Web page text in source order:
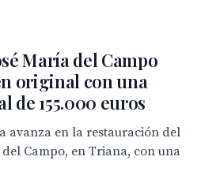
María del Campo
original con una
de 155.000 euros
avanza en la restauración del
Campo, en Triana, con una